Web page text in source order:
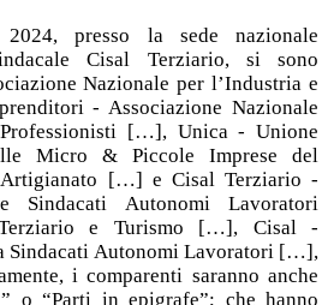
presso la sede nazionale
Cisal Terziario, si sono
Nazionale per l’Industria e
- Associazione Nazionale
[…], Unica - Unione
Micro & Piccole Imprese del
Artigianato […] e Cisal Terziario -
Sindacati Autonomi Lavoratori
Terziario e Turismo […], Cisal -
Sindacati Autonomi Lavoratori […],
i comparenti saranno anche
o “Parti in epigrafe”; che hanno